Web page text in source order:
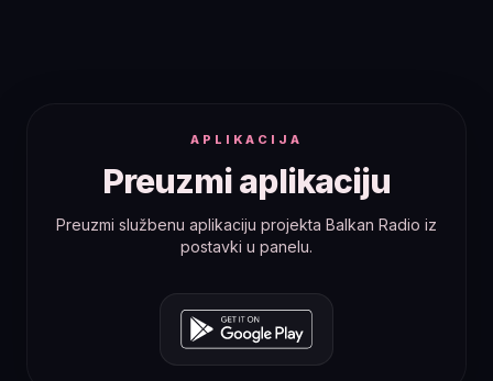
APLIKACIJA
Preuzmi aplikaciju
Preuzmi službenu aplikaciju projekta Balkan Radio iz
postavki u panelu.